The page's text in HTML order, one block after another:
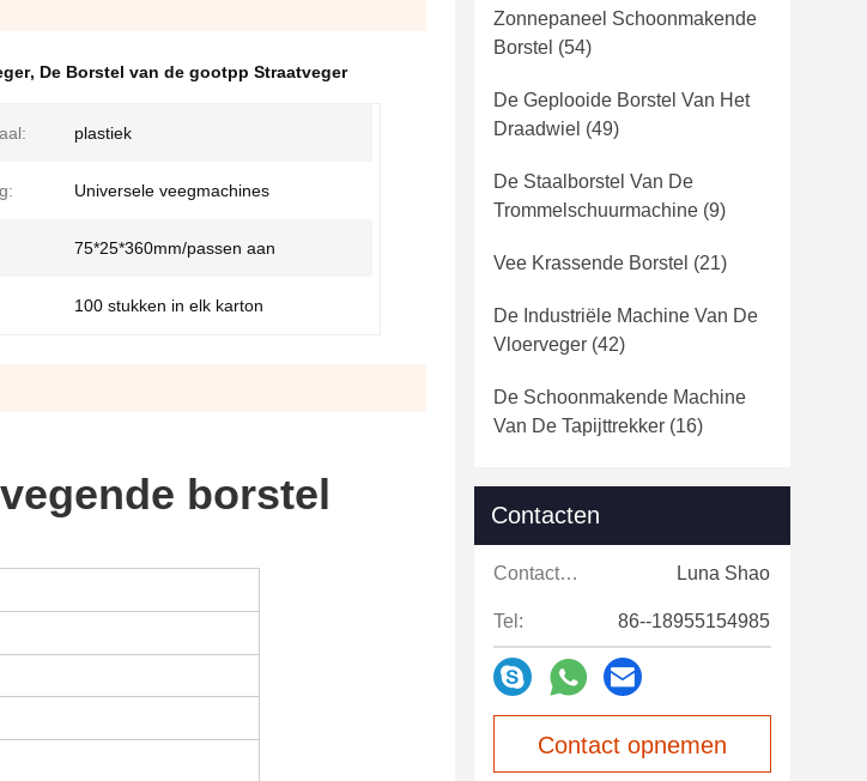
, De Borstel van de gootpp Straatveger
plastiek
Universele veegmachines
75*25*360mm/passen aan
100 stukken in elk karton
borstel
Zonnepaneel Schoonmakende
Borstel (54)
De Geplooide Borstel Van Het
Draadwiel (49)
De Staalborstel Van De
Trommelschuurmachine (9)
Vee Krassende Borstel (21)
De Industriële Machine Van De
Vloerveger (42)
De Schoonmakende Machine
Van De Tapijttrekker (16)
Contacten
Contacten: Luna Shao
Tel: 86--18955154985
Contact opnemen